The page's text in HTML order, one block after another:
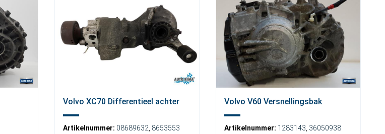
Volvo XC70 Differentieel achter
Artikelnummer: 08689632 8653553
Volvo V60 Versnellingsbak
Artikelnummer: 1283143 36050938